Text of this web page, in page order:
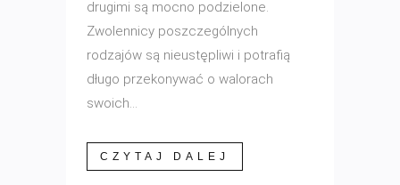
drugimi są mocno podzielone.
Zwolennicy poszczególnych
rodzajów są nieustępliwi i potrafią
długo przekonywać o walorach
swoich...
CZYTAJ DALEJ